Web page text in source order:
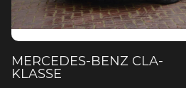
MERCEDES-BENZ CLA-
KLASSE